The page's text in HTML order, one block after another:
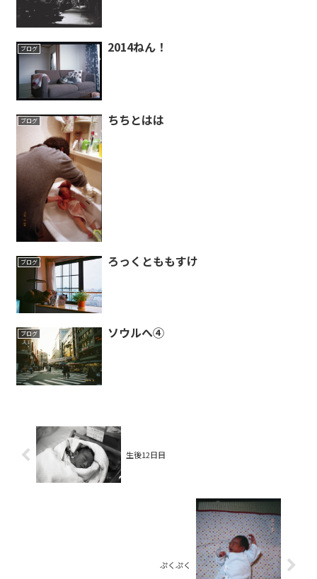
ブログ 2014ねん！
ブログ ちちとはは
ブログ ろっくとももすけ
ブログ ソウルへ④
生後12日目
ぷくぷく